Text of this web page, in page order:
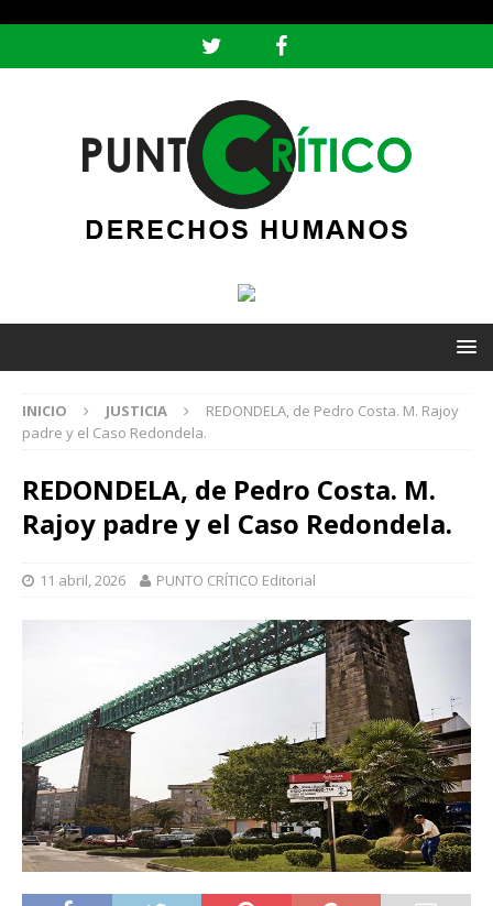
INICIO JUSTICIA
REDONDELA, de Pedro Costa. M. Rajoy
padre y el Caso Redondela.
REDONDELA, de Pedro Costa. M.
Rajoy padre y el Caso Redondela.
11 abril, 2026 PUNTO CRÍTICO Editorial